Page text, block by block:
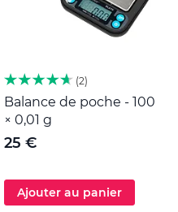
2
Balance de poche - 100
× 0,01 g
25 €
Ajouter au panier